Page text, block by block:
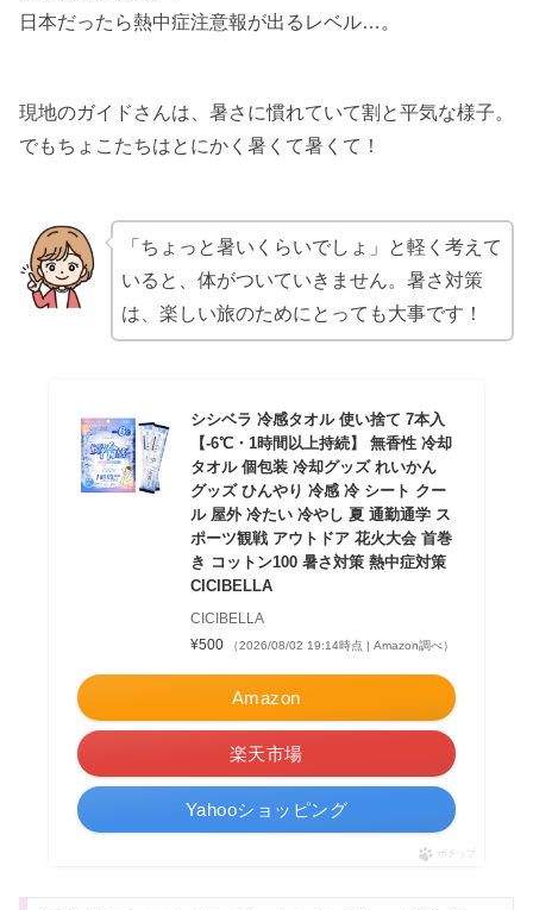
日本だったら熱中症注意報が出るレベル…。
現地のガイドさんは、暑さに慣れていて割と平気な様子。
でもちょこたちはとにかく暑くて暑くて！
「ちょっと暑いくらいでしょ」と軽く考えて
いると、体がついていきません。暑さ対策
は、楽しい旅のためにとっても大事です！
シシベラ 冷感タオル 使い捨て 7本入
【-6℃・1時間以上持続】 無香性 冷却
タオル 個包装 冷却グッズ れいかん
グッズ ひんやり 冷感 冷 シート クー
ル 屋外 冷たい 冷やし 夏 通勤通学 ス
ポーツ観戦 アウトドア 花火大会 首巻
き コットン100 暑さ対策 熱中症対策
CICIBELLA
CICIBELLA
¥500
（2026/08/02 19:14時点 | Amazon調べ）
Amazon
楽天市場
Yahooショッピング
ポチップ